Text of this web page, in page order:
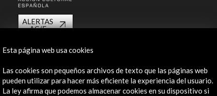
ALERTAS
AC/E
Contacta
info@accioncultural.es
+34 91 700 4000
Esta página web usa cookies
Las cookies son pequeños archivos de texto que las páginas web
pueden utilizar para hacer más eficiente la experiencia del usuario.
La ley afirma que podemos almacenar cookies en su dispositivo si